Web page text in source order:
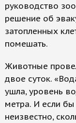
руководство
решение об
затопленных
помешать.
Животные
двое суток.
ушла, уровень
метра. И если бы
неизвестно,